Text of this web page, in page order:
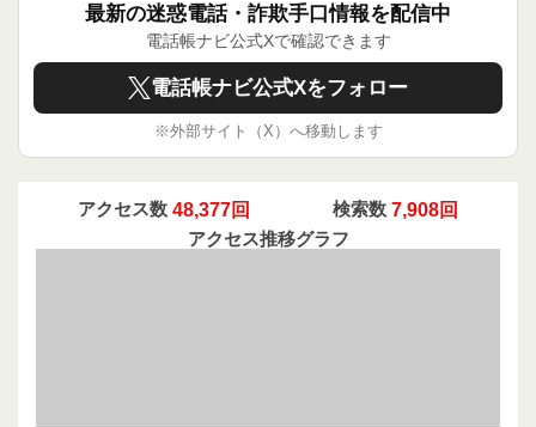
最新の迷惑電話・詐欺手口情報を配信中
電話帳ナビ公式Xで確認できます
電話帳ナビ公式Xをフォロー
※外部サイト（X）へ移動します
アクセス数 48,377回 検索数 7,908回
アクセス推移グラフ